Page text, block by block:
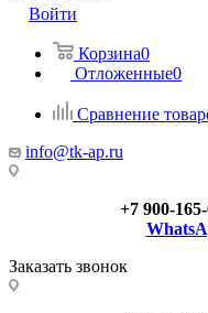
Войти
Корзина0
Отложенные0
Сравнение
info@tk-ap.ru
+7 900-
Заказать звонок